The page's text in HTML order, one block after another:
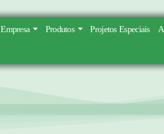
Empresa Produtos Projetos Especiais